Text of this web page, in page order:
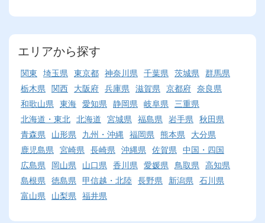
エリアから探す
関東 埼玉県 東京都 神奈川県 千葉県 茨城県 群馬県
栃木県 関西 大阪府 兵庫県 滋賀県 京都府 奈良県
和歌山県 東海 愛知県 静岡県 岐阜県 三重県
北海道・東北 北海道 宮城県 福島県 岩手県 秋田県
青森県 山形県 九州・沖縄 福岡県 熊本県 大分県
鹿児島県 宮崎県 長崎県 沖縄県 佐賀県 中国・四国
広島県 岡山県 山口県 香川県 愛媛県 鳥取県 高知県
島根県 徳島県 甲信越・北陸 長野県 新潟県 石川県
富山県 山梨県 福井県